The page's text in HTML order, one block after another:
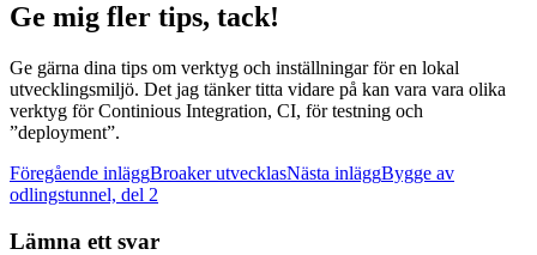
Ge mig fler tips, tack!
Ge gärna dina tips om verktyg och inställningar för en lokal
utvecklingsmiljö. Det jag tänker titta vidare på kan vara vara olika
verktyg för Continious Integration, CI, för testning och
”deployment”.
Inläggsnavigering
Föregående inläggBroaker utvecklasNästa inläggBygge av
odlingstunnel, del 2
Lämna ett svar